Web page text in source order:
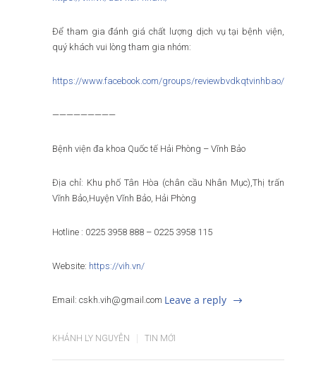
Để tham gia đánh giá chất lượng dịch vụ tại bệnh viện,
quý khách vui lòng tham gia nhóm:
https://www.facebook.com/groups/reviewbvdkqtvinhbao/
—————————
Bệnh viện đa khoa Quốc tế Hải Phòng – Vĩnh Bảo
Địa chỉ: Khu phố Tân Hòa (chân cầu Nhân Mục),Thị trấn
Vĩnh Bảo,Huyện Vĩnh Bảo, Hải Phòng
Hotline : 0225 3958 888 – 0225 3958 115
Website: https://vih.vn/
Email: cskh.vih@gmail.com Leave a reply
KHÁNH LY NGUYỄN TIN MỚI